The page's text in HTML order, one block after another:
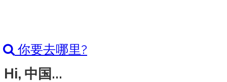
Hi, 中国...
你要去哪里?